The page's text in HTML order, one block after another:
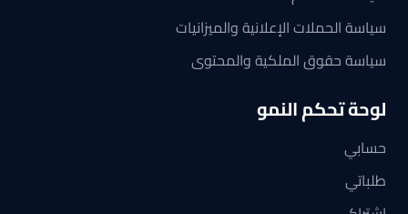
سياسة الحملات الإعلانية والميزانيات
سياسة حقوق الملكية والمحتوى
لوحة تحكم النمو
حسابي
طلباتي